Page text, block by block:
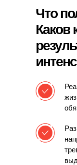
Что
Каков